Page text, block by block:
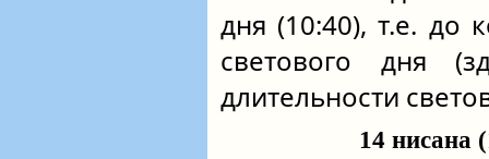
дня (10:40), т.е. до
светового дня
длительности
14 нисана